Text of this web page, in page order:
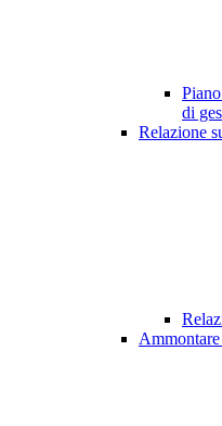
di
Relazione